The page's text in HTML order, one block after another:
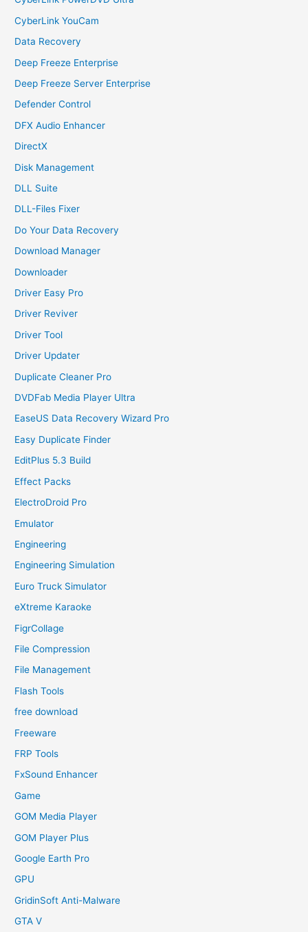
CyberLink YouCam
Data Recovery
Deep Freeze Enterprise
Deep Freeze Server Enterprise
Defender Control
DFX Audio Enhancer
DirectX
Disk Management
DLL Suite
DLL-Files Fixer
Do Your Data Recovery
Download Manager
Downloader
Driver Easy Pro
Driver Reviver
Driver Tool
Driver Updater
Duplicate Cleaner Pro
DVDFab Media Player Ultra
EaseUS Data Recovery Wizard Pro
Easy Duplicate Finder
EditPlus 5.3 Build
Effect Packs
ElectroDroid Pro
Emulator
Engineering
Engineering Simulation
Euro Truck Simulator
eXtreme Karaoke
FigrCollage
File Compression
File Management
Flash Tools
free download
Freeware
FRP Tools
FxSound Enhancer
Game
GOM Media Player
GOM Player Plus
Google Earth Pro
GPU
GridinSoft Anti-Malware
GTA V